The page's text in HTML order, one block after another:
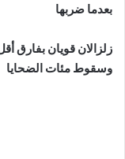
بعدما ضربها
زلزالان قويان بفارق
وسقوط مئات الضحايا